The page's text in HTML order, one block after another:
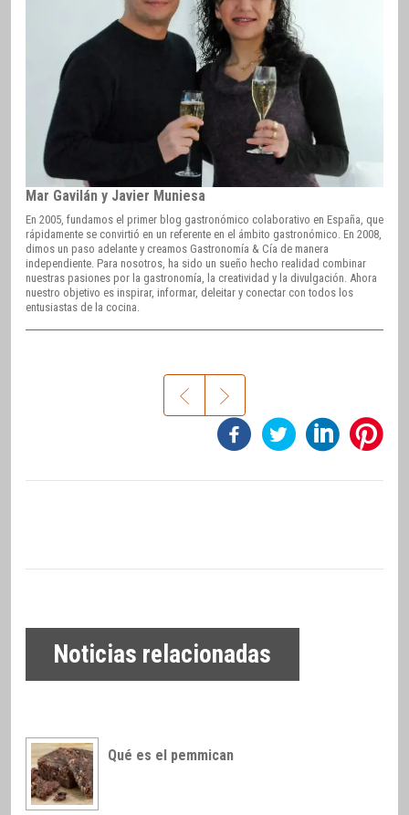
Mar Gavilán y Javier Muniesa
En 2005, fundamos el primer blog gastronómico colaborativo en España, que
rápidamente se convirtió en un referente en el ámbito gastronómico. En 2008,
dimos un paso adelante y creamos Gastronomía & Cía de manera
independiente. Para nosotros, ha sido un sueño hecho realidad combinar
nuestras pasiones por la gastronomía, la creatividad y la divulgación. Ahora
nuestro objetivo es inspirar, informar, deleitar y conectar con todos los
entusiastas de la cocina.
Noticias relacionadas
Qué es el pemmican